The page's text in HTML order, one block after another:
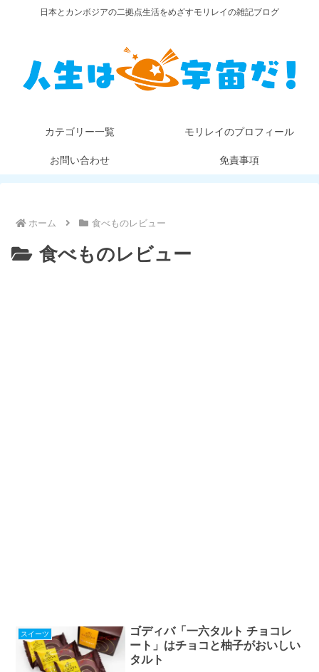
日本とカンボジアの二拠点生活をめざすモリレイの雑記ブログ
カテゴリー一覧 モリレイのプロフィール
お問い合わせ 免責事項
ホーム 食べものレビュー
食べものレビュー
スイーツ
ゴディバ「一六タルト チョコレ
ート」はチョコと柚子がおいしい
タルト